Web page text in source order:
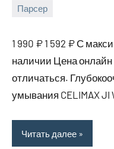
Парсер
2025
bus_m_ru
1 990 ₽ 1 592 ₽ С
наличии Цена
отличаться.
умывания CELIMAX JI
Читать далее